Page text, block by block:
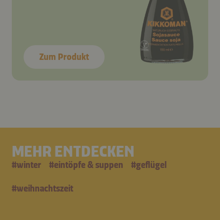
Zum Produkt
MEHR ENTDECKEN
#winter #eintöpfe & suppen #geflügel
#weihnachtszeit